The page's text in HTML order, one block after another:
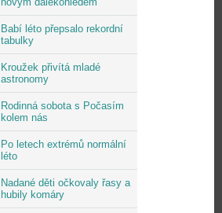
Babí léto přepsalo rekordní
tabulky
Kroužek přivítá mladé
astronomy
Rodinná sobota s Počasím
kolem nás
Po letech extrémů normální
léto
Nadané děti očkovaly řasy a
hubily komáry